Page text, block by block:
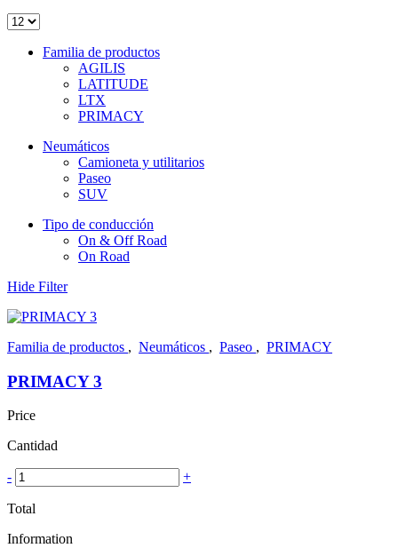
Familia de productos
AGILIS
LATITUDE
LTX
PRIMACY
Neumáticos
Camioneta y utilitarios
Paseo
SUV
Tipo de conducción
On & Off Road
On Road
Hide Filter
Familia de productos , Neumáticos , Paseo , PRIMACY
PRIMACY 3
Price
Cantidad
- +
Total
Information